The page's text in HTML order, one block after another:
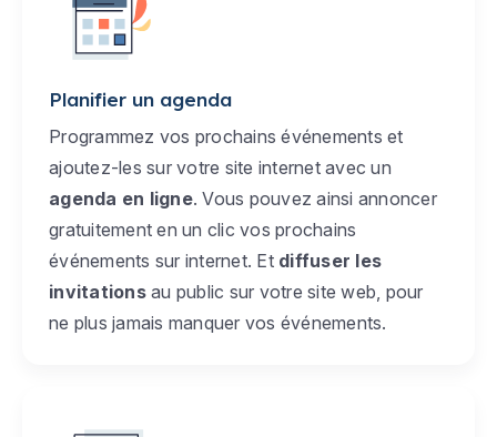
Planifier un agenda
Programmez vos prochains événements et
ajoutez-les sur votre site internet avec un
agenda en ligne. Vous pouvez ainsi annoncer
gratuitement en un clic vos prochains
événements sur internet. Et diffuser les
invitationsau public sur votre site web, pour
ne plus jamais manquer vos événements.